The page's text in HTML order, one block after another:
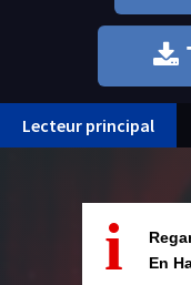
Lecteur principal
i
En